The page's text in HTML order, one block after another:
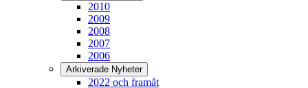
2010
2009
2008
2007
2006
Arkiverade Nyheter
2022 och framåt